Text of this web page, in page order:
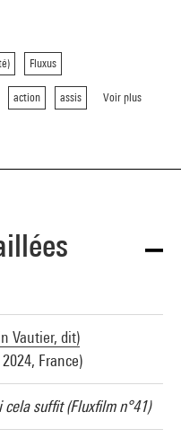
Fluxus
action assis Voir plus
Vautier, dit)
France)
cela suffit (Fluxfilm n°41)